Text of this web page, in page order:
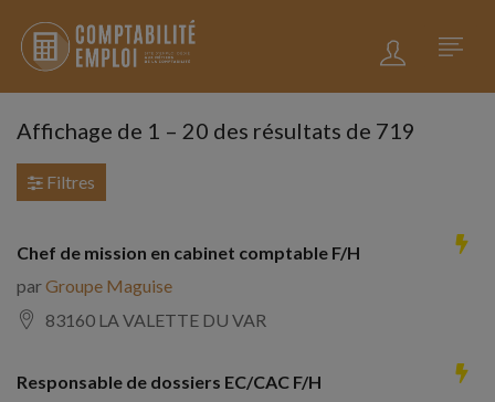
Affichage de 1 – 20 des résultats de 719
Filtres
Chef de mission en cabinet comptable F/H
parGroupe Maguise
83160 LA VALETTE DU VAR
Responsable de dossiers EC/CAC F/H